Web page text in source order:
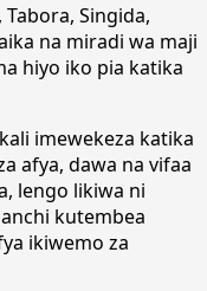
Singida,
na miradi wa maji
hiyo iko pia katika
imewekeza katika
afya, dawa na vifaa
lengo likiwa ni
kutembea
ikiwemo za